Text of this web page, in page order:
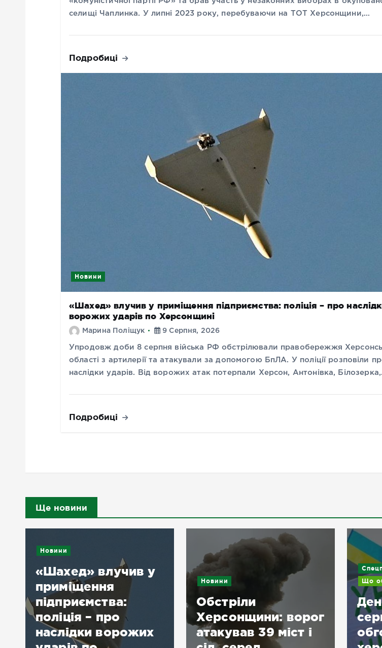
селищі Чаплинка. У липні 2023 року, перебуваючи на ТОТ Херсонщини,…
Подробиці
Новини
«Шахед» влучив у приміщення підприємства: поліція – про
ворожих ударів по Херсонщині
Марина Поліщук 9 Серпня, 2026
Упродовж доби 8 серпня війська РФ обстрілювали правобережжя
області з артилерії та атакували за допомогою БпЛА. У поліції розповіли
наслідки ударів. Від ворожих атак потерпали Херсон, Антонівка,
Подробиці
Ще новини
Новини
«Шахед» влучив у
приміщення
підприємства:
поліція – про
наслідки ворожих
Новини
Обстріли
Херсонщини: ворог
атакував 39 міст і
Що